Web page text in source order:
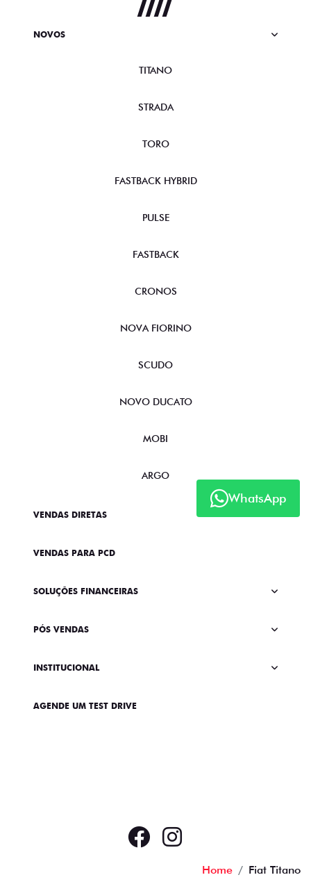
WhatsApp
NOVOS
TITANO
STRADA
TORO
FASTBACK HYBRID
PULSE
FASTBACK
CRONOS
NOVA FIORINO
SCUDO
NOVO DUCATO
MOBI
ARGO
VENDAS DIRETAS
VENDAS PARA PCD
SOLUÇÕES FINANCEIRAS
PÓS VENDAS
INSTITUCIONAL
AGENDE UM TEST DRIVE
Home Fiat Titano